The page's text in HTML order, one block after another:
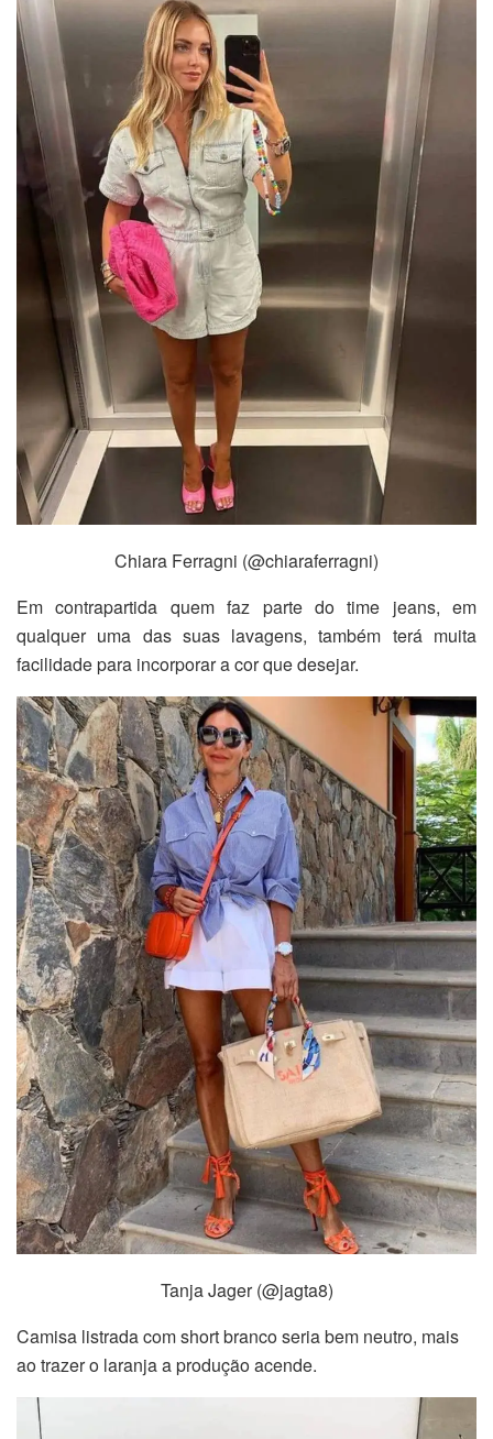
Chiara Ferragni (@chiaraferragni)
Em contrapartida quem faz parte do time jeans, em
qualquer uma das suas lavagens, também terá muita
facilidade para incorporar a cor que desejar.
Tanja Jager (@jagta8)
Camisa listrada com short branco seria bem neutro, mais
ao trazer o laranja a produção acende.